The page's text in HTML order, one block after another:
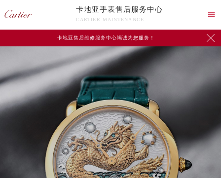
卡地亚手表售后服务中心
CARTIER MAINTENANCE

卡地亚售后维修服务中心竭诚为您服务！ 
心介绍 联系我们